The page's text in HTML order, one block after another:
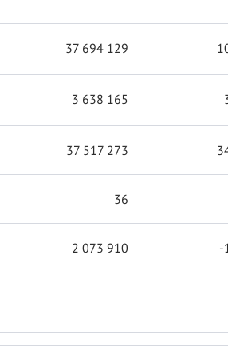
37 694 129
3 638 165
37 517 273
36
2 073 910 -